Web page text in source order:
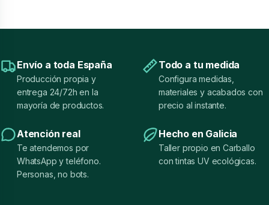
Envío a toda España
Producción propia y
entrega 24/72h en la
mayoría de productos.
Todo a tu medida
Configura medidas,
materiales y acabados con
precio al instante.
Atención real
Te atendemos por
WhatsApp y teléfono.
Personas, no bots.
Hecho en Galicia
Taller propio en Carballo
con tintas UV ecológicas.